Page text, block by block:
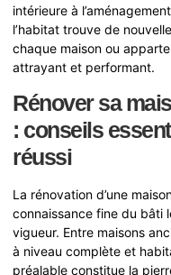
intérieure à
l’habitat trouve de
chaque maison ou
attrayant et performant.
Rénover sa
: conseils
réussi
La rénovation d’une
connaissance fine du bâti
vigueur. Entre maisons
à niveau complète et
préalable constitue la